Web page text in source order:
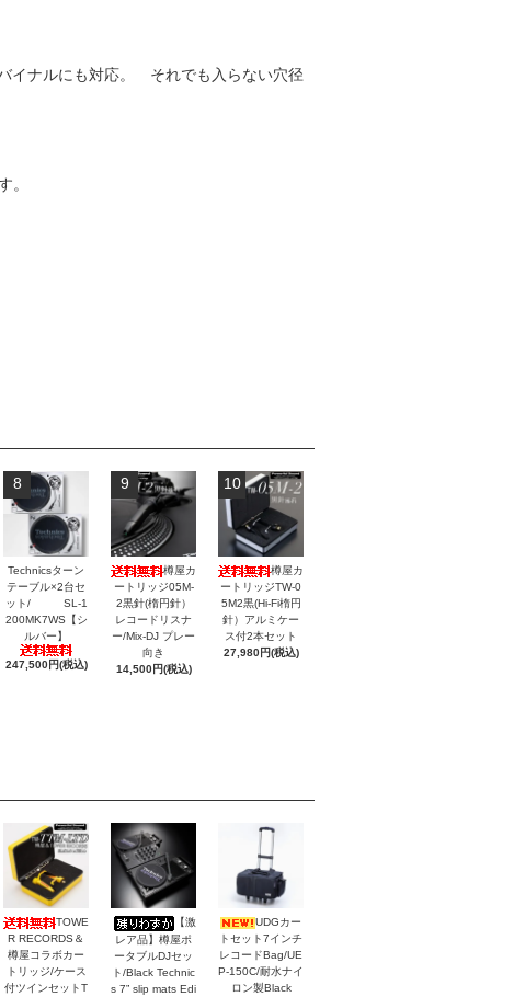
イナルにも対応。 それでも入らない穴径
。
8
Technicsターン
テーブル×2台セ
ット/ SL-1
200MK7WS【シ
ルバー】
247,500円(税込)
9
樽屋カ
ートリッジ05M-
2黒針(楕円針）
レコードリスナ
ー/Mix-DJ プレー
向き
14,500円(税込)
10
樽屋カ
ートリッジTW-0
5M2黒(Hi-Fi楕円
針）アルミケー
ス付2本セット
27,980円(税込)
TOWE
R RECORDS＆
樽屋コラボカー
トリッジ/ケース
付ツインセットT
【激
レア品】樽屋ポ
ータブルDJセッ
ト/Black Technic
s 7” slip mats Edi
UDGカー
トセット7インチ
レコードBag/UE
P-150C/耐水ナイ
ロン製Black